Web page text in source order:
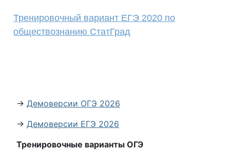
Тренировочный вариант ЕГЭ 2020 по
обществознанию СтатГрад
→ Демоверсии ОГЭ 2026
→ Демоверсии ЕГЭ 2026
Тренировочные варианты ОГЭ